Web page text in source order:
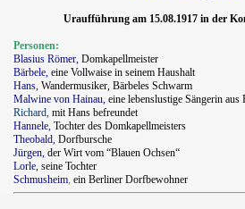
Uraufführung am 15.08.1917 in der
Personen:
Blasius Römer, Domkapellmeister
Bärbele, eine Vollwaise in seinem Haushalt
Hans, Wandermusiker, Bärbeles Schwarm
Malwine von Hainau, eine lebenslustige Sängerin aus
Richard, mit Hans befreundet
Hannele, Tochter des Domkapellmeisters
Theobald, Dorfbursche
Jürgen, der Wirt vom “Blauen Ochsen“
Lorle, seine Tochter
Schmusheim, ein Berliner Dorfbewohner